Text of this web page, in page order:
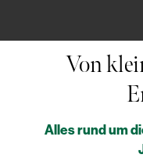
Von
Alles rund um